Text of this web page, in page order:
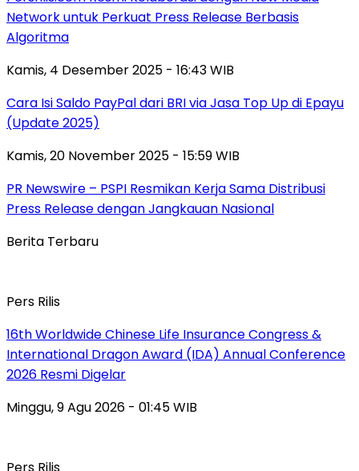
Network untuk Perkuat Press Release Berbasis
Algoritma
Kamis, 4 Desember 2025 - 16:43 WIB
Cara Isi Saldo PayPal dari BRI via Jasa Top Up di Epayu
(Update 2025)
Kamis, 20 November 2025 - 15:59 WIB
PR Newswire – PSPI Resmikan Kerja Sama Distribusi
Press Release dengan Jangkauan Nasional
Berita Terbaru
Pers Rilis
16th Worldwide Chinese Life Insurance Congress &
International Dragon Award (IDA) Annual Conference
2026 Resmi Digelar
Minggu, 9 Agu 2026 - 01:45 WIB
Pers Rilis